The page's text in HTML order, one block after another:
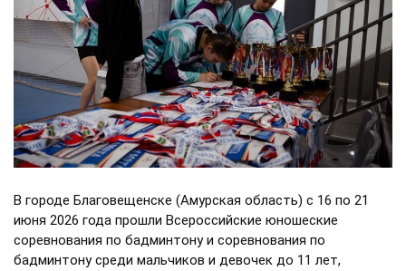
В городе Благовещенске (Амурская область) с 16 по 21
июня 2026 года прошли Всероссийские юношеские
соревнования по бадминтону и соревнования по
бадминтону среди мальчиков и девочек до 11 лет,